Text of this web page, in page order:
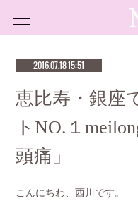
2016.07.18 15:51
恵比寿・銀座
トNO.１
頭痛」
こんにちわ、西川です。